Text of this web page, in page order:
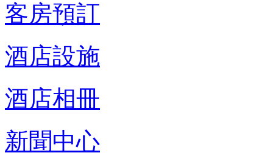
客房預訂
酒店設施
酒店相冊
新聞中心